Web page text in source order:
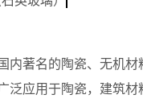
内著名的陶瓷、无机
泛应用于陶瓷，建筑